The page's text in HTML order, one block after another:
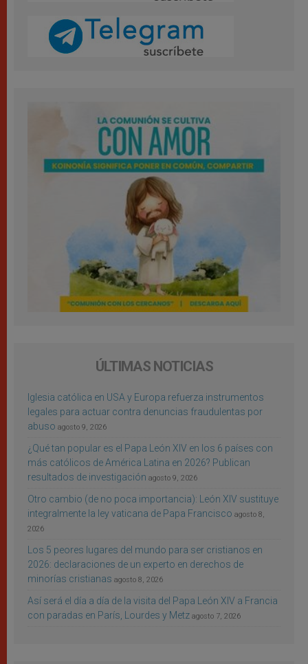
ÚLTIMAS NOTICIAS
Iglesia católica en USA y Europa refuerza instrumentos
legales para actuar contra denuncias fraudulentas por
abuso agosto 9, 2026
¿Qué tan popular es el Papa León XIV en los 6 países con
más católicos de América Latina en 2026? Publican
resultados de investigación agosto 9, 2026
Otro cambio (de no poca importancia): León XIV sustituye
integralmente la ley vaticana de Papa Francisco agosto 8,
2026
Los 5 peores lugares del mundo para ser cristianos en
2026: declaraciones de un experto en derechos de
minorías cristianas agosto 8, 2026
Así será el día a día de la visita del Papa León XIV a Francia
con paradas en París, Lourdes y Metz agosto 7, 2026